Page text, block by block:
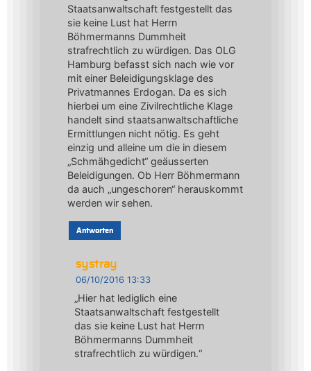
Staatsanwaltschaft festgestellt das
sie keine Lust hat Herrn
Böhmermanns Dummheit
strafrechtlich zu würdigen. Das OLG
Hamburg befasst sich nach wie vor
mit einer Beleidigungsklage des
Privatmannes Erdogan. Da es sich
hierbei um eine Zivilrechtliche Klage
handelt sind staatsanwaltschaftliche
Ermittlungen nicht nötig. Es geht
einzig und alleine um die in diesem
„Schmähgedicht“ geäusserten
Beleidigungen. Ob Herr Böhmermann
da auch „ungeschoren“ herauskommt
werden wir sehen.
Antworten
systray
06/10/2016 13:33
„Hier hat lediglich eine
Staatsanwaltschaft festgestellt
das sie keine Lust hat Herrn
Böhmermanns Dummheit
strafrechtlich zu würdigen.“